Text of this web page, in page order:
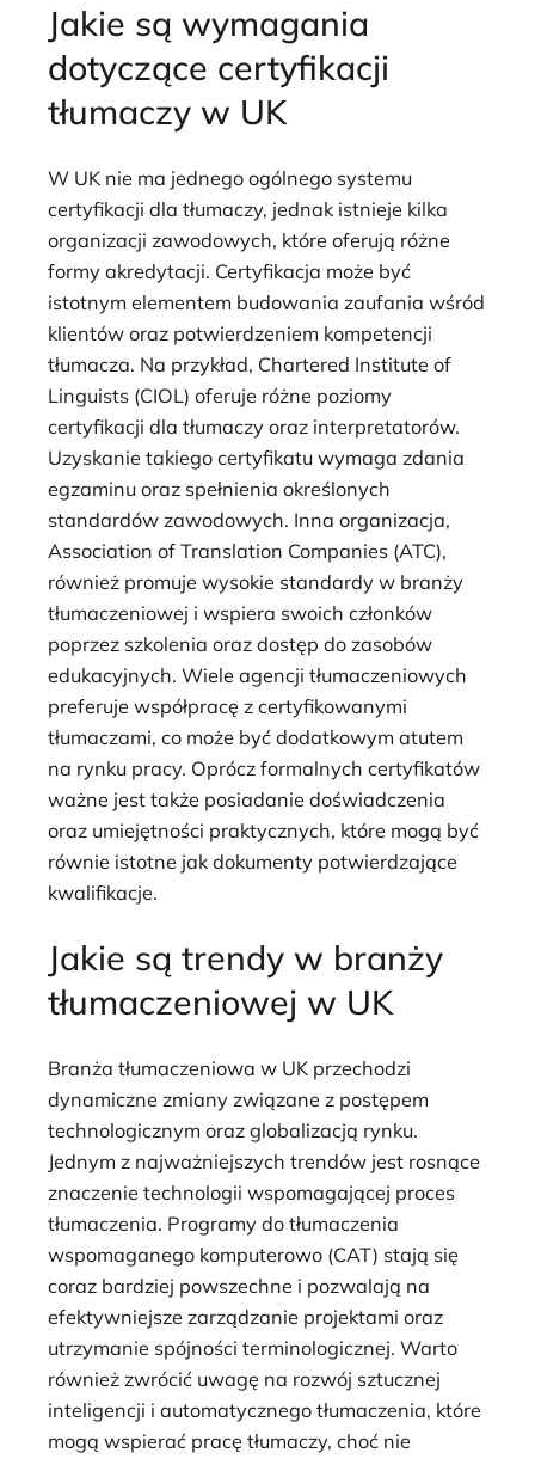
Jakie są wymagania
dotyczące certyfikacji
tłumaczy w UK
W UK nie ma jednego ogólnego systemu
certyfikacji dla tłumaczy, jednak istnieje kilka
organizacji zawodowych, które oferują różne
formy akredytacji. Certyfikacja może być
istotnym elementem budowania zaufania wśród
klientów oraz potwierdzeniem kompetencji
tłumacza. Na przykład, Chartered Institute of
Linguists (CIOL) oferuje różne poziomy
certyfikacji dla tłumaczy oraz interpretatorów.
Uzyskanie takiego certyfikatu wymaga zdania
egzaminu oraz spełnienia określonych
standardów zawodowych. Inna organizacja,
Association of Translation Companies (ATC),
również promuje wysokie standardy w branży
tłumaczeniowej i wspiera swoich członków
poprzez szkolenia oraz dostęp do zasobów
edukacyjnych. Wiele agencji tłumaczeniowych
preferuje współpracę z certyfikowanymi
tłumaczami, co może być dodatkowym atutem
na rynku pracy. Oprócz formalnych certyfikatów
ważne jest także posiadanie doświadczenia
oraz umiejętności praktycznych, które mogą być
równie istotne jak dokumenty potwierdzające
kwalifikacje.
Jakie są trendy w branży
tłumaczeniowej w UK
Branża tłumaczeniowa w UK przechodzi
dynamiczne zmiany związane z postępem
technologicznym oraz globalizacją rynku.
Jednym z najważniejszych trendów jest rosnące
znaczenie technologii wspomagającej proces
tłumaczenia. Programy do tłumaczenia
wspomaganego komputerowo (CAT) stają się
coraz bardziej powszechne i pozwalają na
efektywniejsze zarządzanie projektami oraz
utrzymanie spójności terminologicznej. Warto
również zwrócić uwagę na rozwój sztucznej
inteligencji i automatycznego tłumaczenia, które
mogą wspierać pracę tłumaczy, choć nie